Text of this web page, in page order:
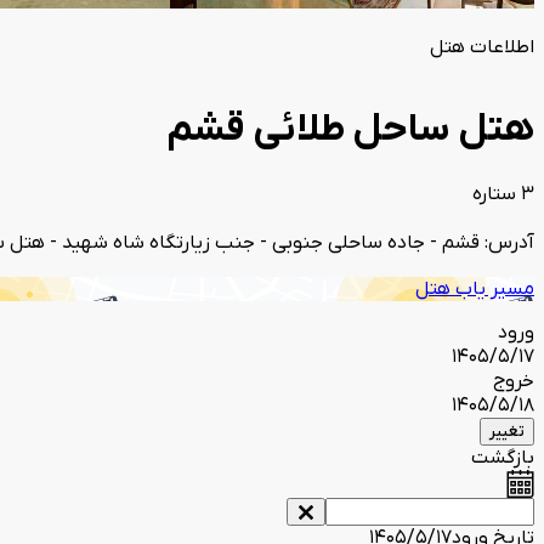
اطلاعات هتل
هتل ساحل طلائی قشم
3 ستاره
آدرس: قشم - جاده ساحلی جنوبی - جنب زیارتگاه شاه شهید - هتل ساحل طلایی 10 کیلومتر
مسیر یاب هتل
ورود
1405/5/17
خروج
1405/5/18
تغییر
بازگشت
تاریخ ورود1405/5/17